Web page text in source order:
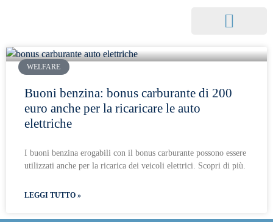
WELFARE
Buoni benzina: bonus carburante di 200
euro anche per la ricaricare le auto
elettriche
I buoni benzina erogabili con il bonus carburante possono essere
utilizzati anche per la ricarica dei veicoli elettrici. Scopri di più.
LEGGI TUTTO »